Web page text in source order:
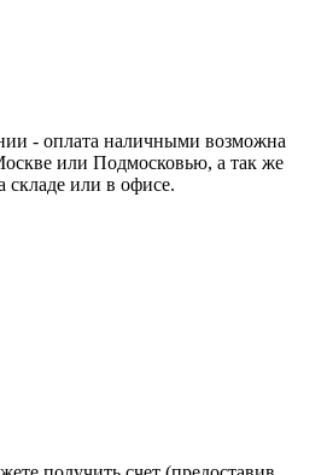
- оплата наличными возможна
или Подмосковью, а так же
складе или в офисе.